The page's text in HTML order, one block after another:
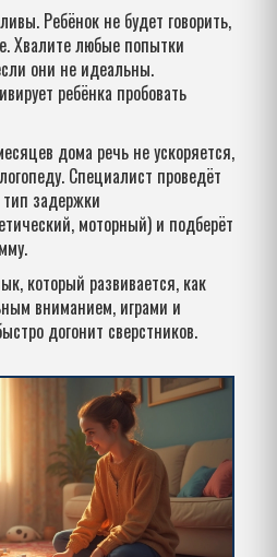
Ребёнок не будет говорить,
Хвалите любые попытки
они не идеальны.
ребёнка пробовать
дома речь не ускоряется,
Специалист проведёт
задержки
моторный) и подберёт
который развивается, как
вниманием, играми и
догонит сверстников.